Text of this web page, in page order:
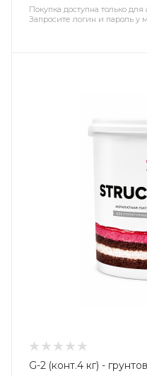
Покупка доступна только
Запросите логин и пароль у
G-2 (конт.4 кг) -